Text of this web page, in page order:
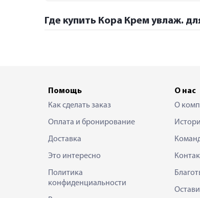
Где купить Кора Крем увлаж.
Помощь
Как сделать заказ
Оплата и бронирование
Доставка
Это интересно
Политика
конфиденциальности
О нас
О